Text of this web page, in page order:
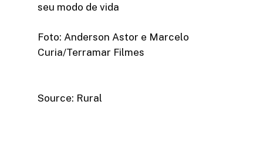
seu modo de vida
Foto: Anderson Astor e Marcelo
Curia/Terramar Filmes
Source: Rural